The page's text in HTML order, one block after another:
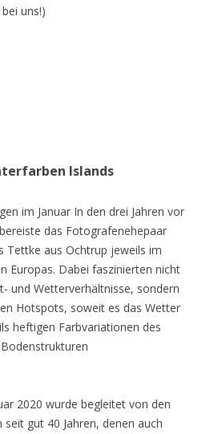
uns!)
Islands
im Januar In den drei Jahren vor
das Fotografenehepaar
Tettke aus Ochtrup jeweils im
Europas. Dabei faszinierten nicht
und Wetterverhältnisse, sondern
Hotspots, soweit es das Wetter
heftigen Farbvariationen des
2020 wurde begleitet von den
gut 40 Jahren, denen auch